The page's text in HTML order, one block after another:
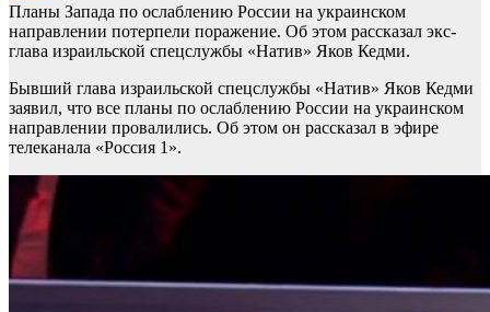
Планы Запада по ослаблению России на украинском
направлении потерпели поражение. Об этом рассказал экс-
глава израильской спецслужбы «Натив» Яков Кедми.
Бывший глава израильской спецслужбы «Натив» Яков Кедми
заявил, что все планы по ослаблению России на украинском
направлении провалились. Об этом он рассказал в эфире
телеканала «Россия 1».